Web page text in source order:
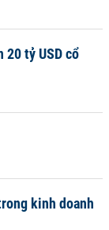
20 tỷ USD cổ
kinh doanh